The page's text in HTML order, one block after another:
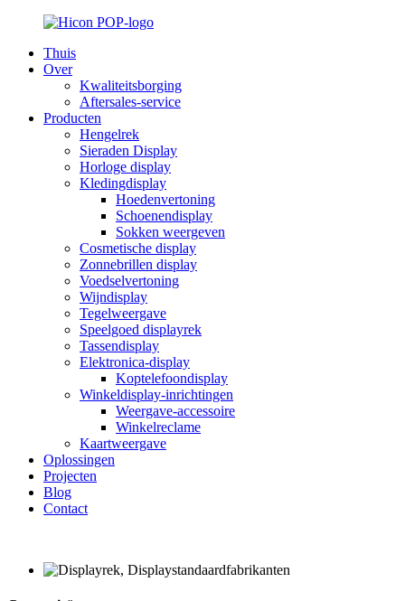
Thuis
Over
Kwaliteitsborging
Aftersales-service
Producten
Hengelrek
Sieraden Display
Horloge display
Kledingdisplay
Hoedenvertoning
Schoenendisplay
Sokken weergeven
Cosmetische display
Zonnebrillen display
Voedselvertoning
Wijndisplay
Tegelweergave
Speelgoed displayrek
Tassendisplay
Elektronica-display
Koptelefoondisplay
Winkeldisplay-inrichtingen
Weergave-accessoire
Winkelreclame
Kaartweergave
Oplossingen
Projecten
Blog
Contact